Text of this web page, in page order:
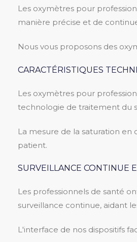
Les oxymètres pour
manière précise et de
Nous vous proposons des
CARACTÉRISTIQUES
Les oxymètres pour
technologie de traitement du
La mesure de la saturation
patient.
SURVEILLANCE CONTINUE
Les professionnels de santé
surveillance continue, aidant
L'interface de nos dispositifs